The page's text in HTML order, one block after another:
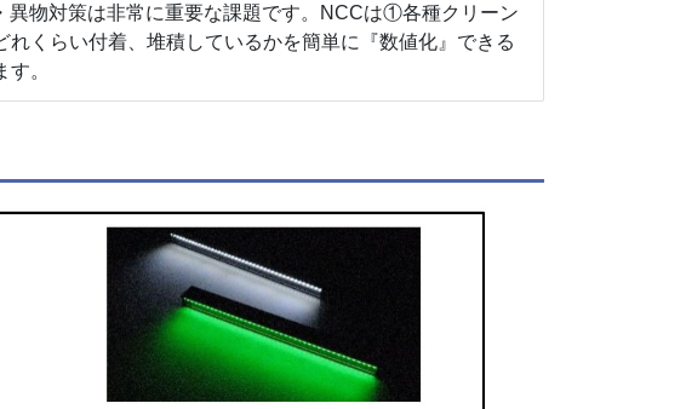
物対策は非常に重要な課題です。NCCは①各種クリーン
くらい付着、堆積しているかを簡単に『数値化』できる
。